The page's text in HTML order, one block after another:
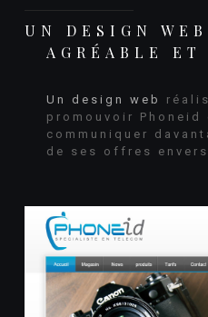
UN DESIGN WEB
AGRÉABLE
Un design web
promouvoir Phoneid
communiquer
de ses offres